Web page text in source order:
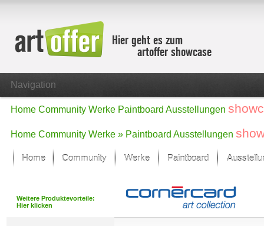
Hier geht es zum
artoffer showcase
Navigation
Home Community Werke Paintboard Ausstellungen
Home Community Werke » Paintboard Ausstellungen
Home Community Werke
Der letzte Monat im Fokus
Alle Fokus-Werke
Paintboard
Weitere Produktevorteile:
Hier klicken